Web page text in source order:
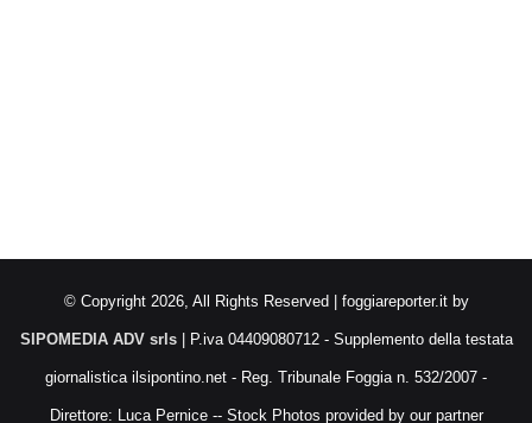
© Copyright 2026, All Rights Reserved | foggiareporter.it by
SIPOMEDIA ADV srls | P.iva 04409080712 - Supplemento della testata
giornalistica ilsipontino.net - Reg. Tribunale Foggia n. 532/2007 -
Direttore: Luca Pernice -- Stock Photos provided by our partner